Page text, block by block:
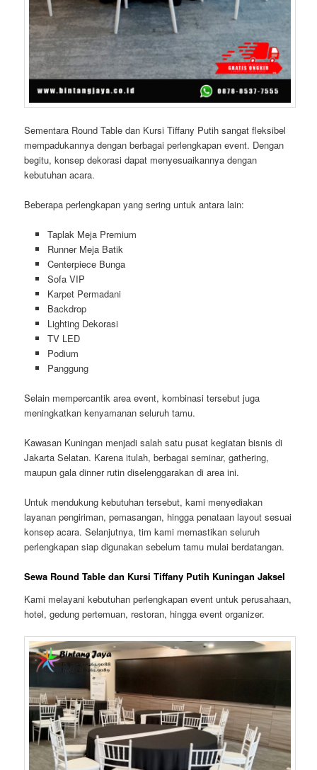
Sementara Round Table dan Kursi Tiffany Putih sangat fleksibel
mempadukannya dengan berbagai perlengkapan event. Dengan
begitu, konsep dekorasi dapat menyesuaikannya dengan
kebutuhan acara.
Beberapa perlengkapan yang sering untuk antara lain:
Taplak Meja Premium
Runner Meja Batik
Centerpiece Bunga
Sofa VIP
Karpet Permadani
Backdrop
Lighting Dekorasi
TV LED
Podium
Panggung
Selain mempercantik area event, kombinasi tersebut juga
meningkatkan kenyamanan seluruh tamu.
Kawasan Kuningan menjadi salah satu pusat kegiatan bisnis di
Jakarta Selatan. Karena itulah, berbagai seminar, gathering,
maupun gala dinner rutin diselenggarakan di area ini.
Untuk mendukung kebutuhan tersebut, kami menyediakan
layanan pengiriman, pemasangan, hingga penataan layout sesuai
konsep acara. Selanjutnya, tim kami memastikan seluruh
perlengkapan siap digunakan sebelum tamu mulai berdatangan.
Sewa Round Table dan Kursi Tiffany Putih Kuningan Jaksel
Kami melayani kebutuhan perlengkapan event untuk perusahaan,
hotel, gedung pertemuan, restoran, hingga event organizer.